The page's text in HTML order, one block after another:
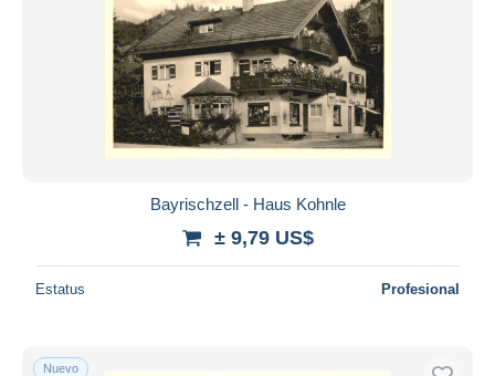
Bayrischzell - Haus Kohnle
± 9,79 US$
Estatus Profesional
Nuevo